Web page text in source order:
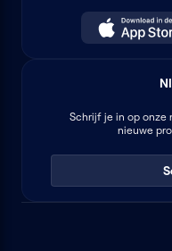
Schrijf je in op onze
nieuwe